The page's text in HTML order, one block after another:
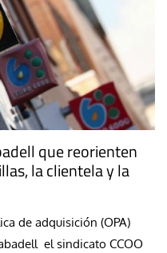
que reorienten
la clientela y la
de adquisición (OPA)
el sindicato CCOO